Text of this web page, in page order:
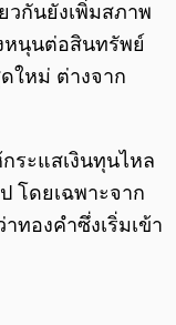
กันยังเพิ่มสภาพ
หนุนต่อสินทรัพย์
ใหม่ ต่างจาก
ระแสเงินทุนไหล
โดยเฉพาะจาก
ทองคำซึ่งเริ่มเข้า